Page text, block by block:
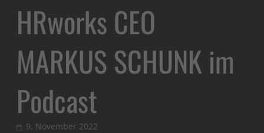
HRworks CEO
MARKUS SCHUNK im
Podcast
9. November 2022